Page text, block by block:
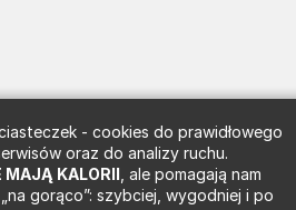
- cookies do prawidłowego
oraz do analizy ruchu.
MAJĄ KALORII , ale pomagają nam
gorąco”: szybciej, wygodniej i po